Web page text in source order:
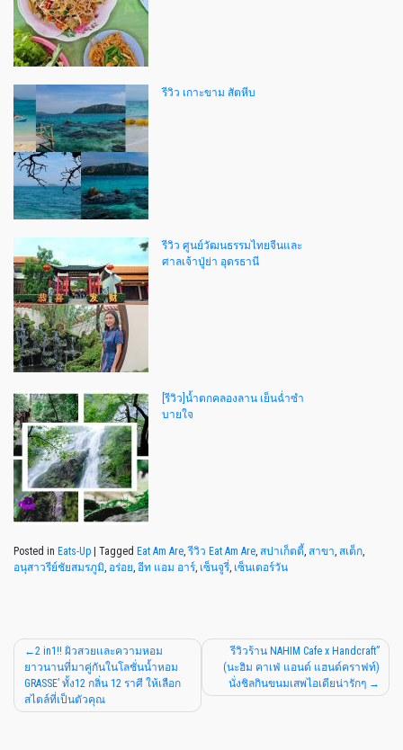
รีวิว เกาะขาม สัตหีบ
รีวิว ศูนย์วัฒนธรรมไทยจีนและ
ศาลเจ้าปู่ย่า อุดรธานี
[รีวิว]น้ำตกคลองลาน เย็นฉ่ำซำ
บายใจ
Posted in Eats-Up | Tagged Eat Am Are ,รีวิว Eat Am Are สปาเก็ตตี้ สาขา สเต็ก
อนุสาวรีย์ชัยสมรภูมิ อร่อย อีท แอม อาร์ เซ็นจูรี่ เซ็นเตอร์วัน
2 in1!! ผิวสวยเเละความหอม
ยาวนานที่มาคู่กันในโลชั่นน้ำหอม
GRASSE’ ทั้ง12 กลิ่น 12 ราศี ให้เลือก
สไตล์ที่เป็นตัวคุณ
รีวิวร้าน NAHIM Cafe x Handcraft”
(นะฮิม คาเฟ่ แอนด์ แฮนด์คราฟท์)
นั่งชิลกินขนมเสพไอเดียน่ารักๆ